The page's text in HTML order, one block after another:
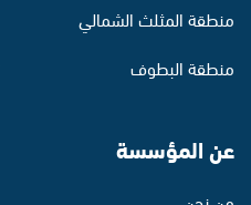
منطقة المثلث الشمالي
منطقة البطوف
عن المؤسسة